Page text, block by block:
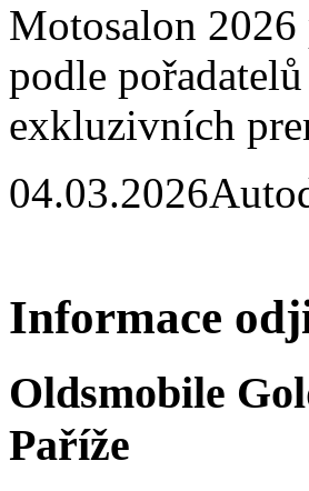
Motosalon 2026
podle
exkluzivních
04.03.2026
Informace
Oldsmobile
Paříže